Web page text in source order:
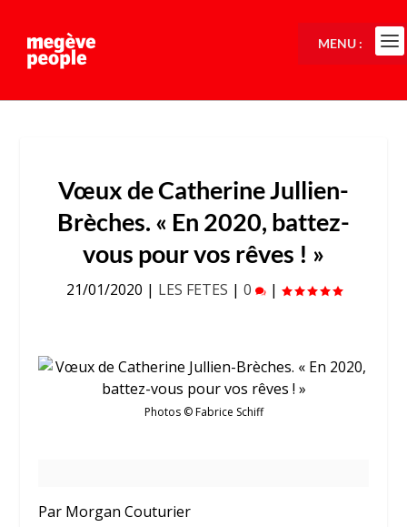
Vœux de Catherine Jullien-
Brèches. « En 2020, battez-
vous pour vos rêves ! »
21/01/2020 | LES FETES | 0 |
Photos © Fabrice Schiff
Par Morgan Couturier
MENU :